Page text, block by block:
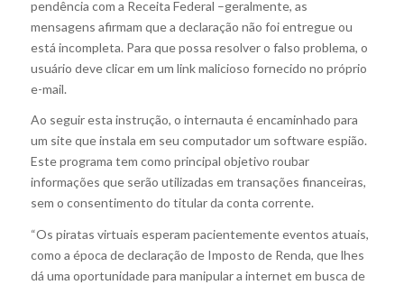
pendência com a Receita Federal –geralmente, as
mensagens afirmam que a declaração não foi entregue ou
está incompleta. Para que possa resolver o falso problema, o
usuário deve clicar em um link malicioso fornecido no próprio
e-mail.
Ao seguir esta instrução, o internauta é encaminhado para
um site que instala em seu computador um software espião.
Este programa tem como principal objetivo roubar
informações que serão utilizadas em transações financeiras,
sem o consentimento do titular da conta corrente.
“Os piratas virtuais esperam pacientemente eventos atuais,
como a época de declaração de Imposto de Renda, que lhes
dá uma oportunidade para manipular a internet em busca de